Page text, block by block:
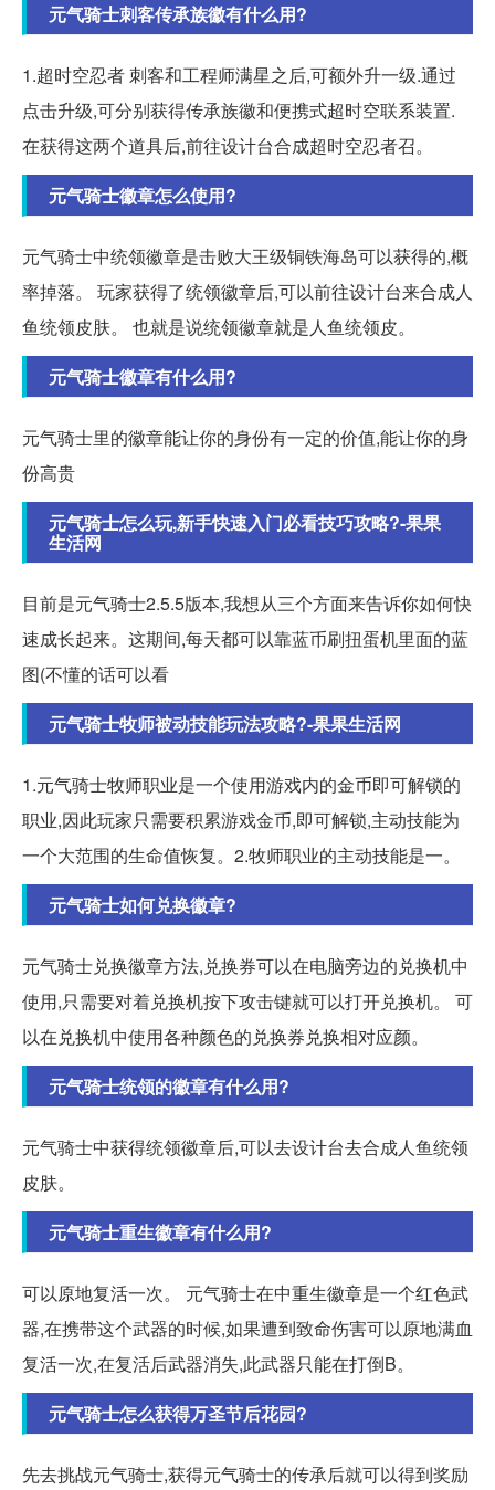
元气骑士刺客传承族徽有什么用?
1.超时空忍者 刺客和工程师满星之后,可额外升一级.通过
点击升级,可分别获得传承族徽和便携式超时空联系装置.
在获得这两个道具后,前往设计台合成超时空忍者召。
元气骑士徽章怎么使用?
元气骑士中统领徽章是击败大王级铜铁海岛可以获得的,概
率掉落。 玩家获得了统领徽章后,可以前往设计台来合成人
鱼统领皮肤。 也就是说统领徽章就是人鱼统领皮。
元气骑士徽章有什么用?
元气骑士里的徽章能让你的身份有一定的价值,能让你的身
份高贵
元气骑士怎么玩,新手快速入门必看技巧攻略?-果果
生活网
目前是元气骑士2.5.5版本,我想从三个方面来告诉你如何快
速成长起来。这期间,每天都可以靠蓝币刷扭蛋机里面的蓝
图(不懂的话可以看
元气骑士牧师被动技能玩法攻略?-果果生活网
1.元气骑士牧师职业是一个使用游戏内的金币即可解锁的
职业,因此玩家只需要积累游戏金币,即可解锁,主动技能为
一个大范围的生命值恢复。2.牧师职业的主动技能是一。
元气骑士如何兑换徽章?
元气骑士兑换徽章方法,兑换券可以在电脑旁边的兑换机中
使用,只需要对着兑换机按下攻击键就可以打开兑换机。 可
以在兑换机中使用各种颜色的兑换券兑换相对应颜。
元气骑士统领的徽章有什么用?
元气骑士中获得统领徽章后,可以去设计台去合成人鱼统领
皮肤。
元气骑士重生徽章有什么用?
可以原地复活一次。 元气骑士在中重生徽章是一个红色武
器,在携带这个武器的时候,如果遭到致命伤害可以原地满血
复活一次,在复活后武器消失,此武器只能在打倒B。
元气骑士怎么获得万圣节后花园?
先去挑战元气骑士,获得元气骑士的传承后就可以得到奖励